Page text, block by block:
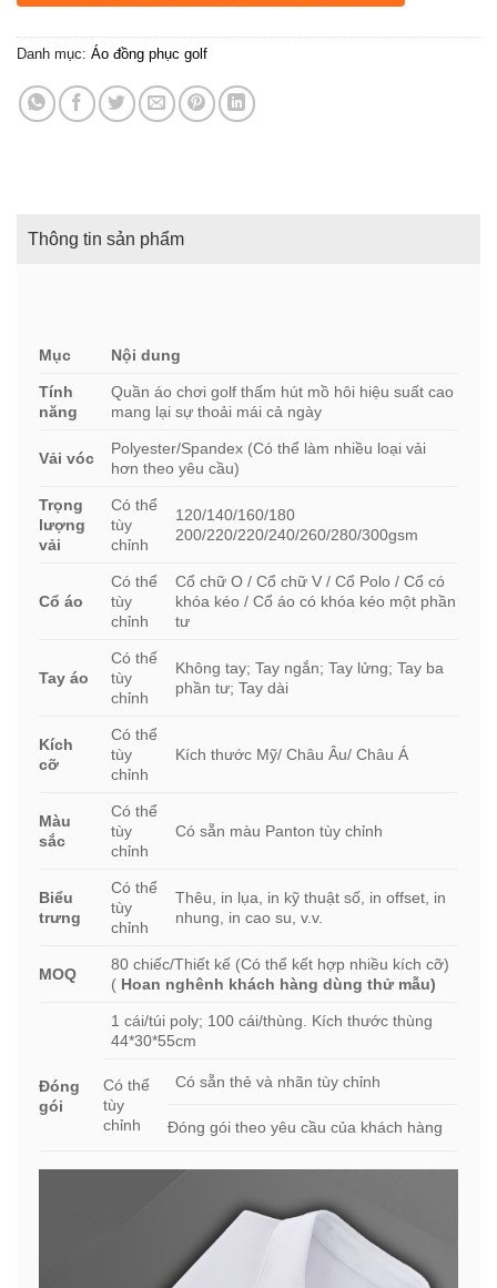
Danh mục: Áo đồng phục golf
Thông tin sản phẩm
Mục Nội dung
Tính
năng
Quần áo chơi golf thấm hút mồ hôi hiệu suất cao
mang lại sự thoải mái cả ngày
Vải vóc
Polyester/Spandex (Có thể làm nhiều loại vải
hơn theo yêu cầu)
Trọng
lượng
vải
Có thể
tùy
chỉnh
120/140/160/180
200/220/220/240/260/280/300gsm
Cổ áo
Có thể
tùy
chỉnh
Cổ chữ O / Cổ chữ V / Cổ Polo / Cổ có
khóa kéo / Cổ áo có khóa kéo một phần
tư
Tay áo
Có thể
tùy
chỉnh
Không tay; Tay ngắn; Tay lửng; Tay ba
phần tư; Tay dài
Kích
cỡ
Có thể
tùy
chỉnh
Kích thước Mỹ/ Châu Âu/ Châu Á
Màu
sắc
Có thể
tùy
chỉnh
Có sẵn màu Panton tùy chỉnh
Biểu
trưng
Có thể
tùy
chỉnh
Thêu, in lụa, in kỹ thuật số, in offset, in
nhung, in cao su, v.v.
MOQ
80 chiếc/Thiết kế (Có thể kết hợp nhiều kích cỡ)
( Hoan nghênh khách hàng dùng thử mẫu)
Đóng
gói
1 cái/túi poly; 100 cái/thùng. Kích thước thùng
44*30*55cm
Có thể
tùy
chỉnh
Có sẵn thẻ và nhãn tùy chỉnh
Đóng gói theo yêu cầu của khách hàng